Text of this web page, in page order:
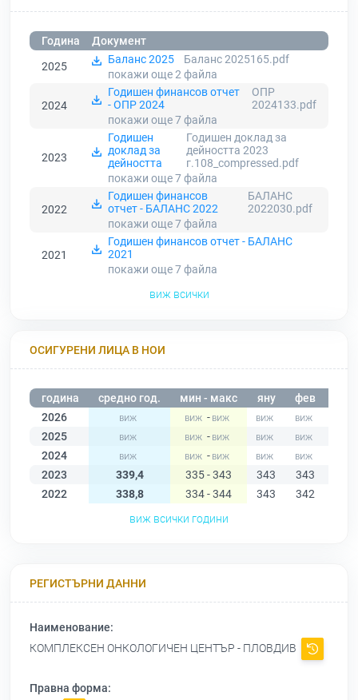
Година
Документ
2025
Баланс 2025
Баланс 2025165.pdf
покажи още 2файла
2024
Годишен финансов отчет
- ОПР 2024
ОПР
2024133.pdf
покажи още 7файла
2023
Годишен
доклад за
дейността
Годишен доклад за
дейността 2023
г.108_compressed.pdf
покажи още 7файла
2022
Годишен финансов
отчет - БАЛАНС 2022
БАЛАНС
2022030.pdf
покажи още 7файла
2021
Годишен финансов отчет - БАЛАНС
2021
покажи още 7файла
виж всички
ОСИГУРЕНИ ЛИЦА В НОИ
година средно год. мин - макс яну фев
2026
-
2025
-
2024
-
2023
339,4 335 - 343 343 343
2022
338,8 334 - 344 343 342
виж всички години
РЕГИСТЪРНИ ДАННИ
Наименование:
КОМПЛЕКСЕН ОНКОЛОГИЧЕН ЦЕНТЪР - ПЛОВДИВ
Правна форма: